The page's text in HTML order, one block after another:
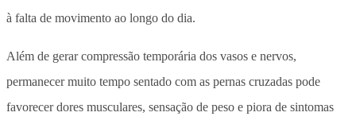
à falta de movimento ao longo do dia.
Além de gerar compressão temporária dos vasos e nervos,
permanecer muito tempo sentado com as pernas cruzadas pode
favorecer dores musculares, sensação de peso e piora de sintomas